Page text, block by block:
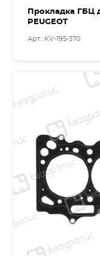
Прокладка ГБЦ
PEUGEOT
Арт.: KV-195-370